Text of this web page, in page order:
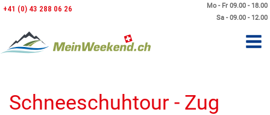
Mo - Fr 09.00 - 18.00
Sa - 09.00 - 12.00
+41 (0) 43 288 06 26
Schneeschuhtour - Zug